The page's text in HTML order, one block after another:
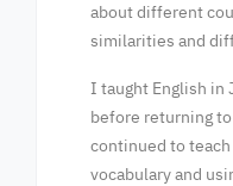
about different
similarities and
I taught English in
before returning
continued to
vocabulary and